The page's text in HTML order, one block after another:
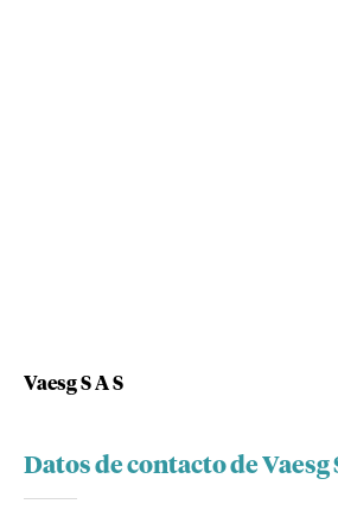
Vaesg S A S
Datos de contacto de Vaesg